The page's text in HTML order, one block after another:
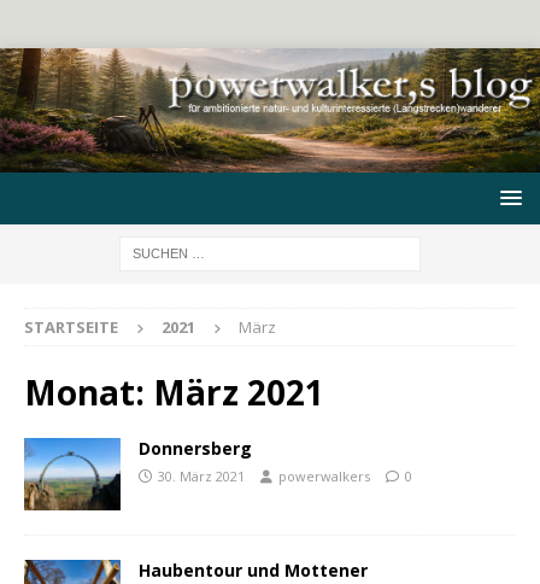
STARTSEITE 2021 März
Monat: März 2021
Donnersberg
30. März 2021 powerwalkers 0
Haubentour und Mottener